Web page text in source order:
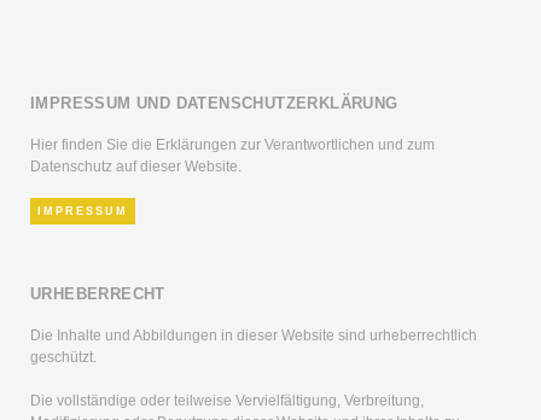
IMPRESSUM UND DATENSCHUTZERKLÄRUNG
Hier finden Sie die Erklärungen zur Verantwortlichen und zum
Datenschutz auf dieser Website.
IMPRESSUM
URHEBERRECHT
Die Inhalte und Abbildungen in dieser Website sind urheberrechtlich
geschützt.
Die vollständige oder teilweise Vervielfältigung, Verbreitung,